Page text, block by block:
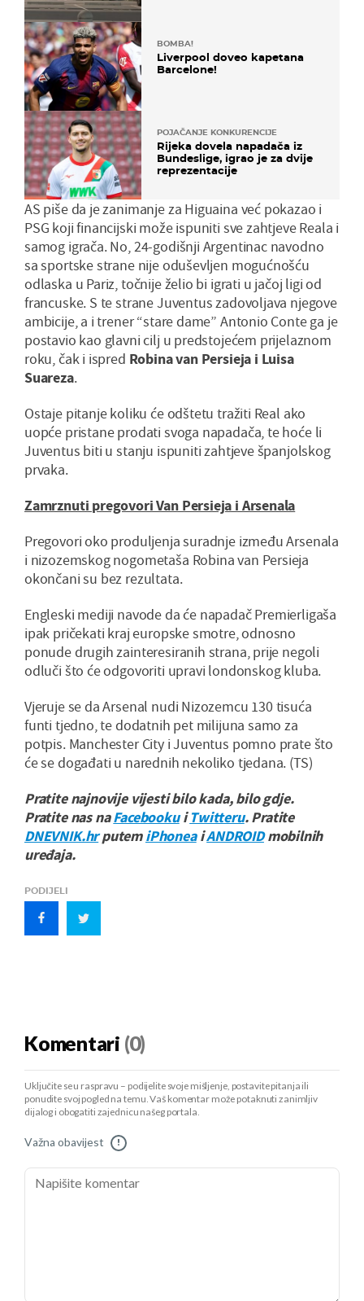
BOMBA!
Liverpool doveo kapetana
Barcelone!
POJAČANJE KONKURENCIJE
Rijeka dovela napadača iz
Bundeslige, igrao je za dvije
reprezentacije
AS piše da je zanimanje za Higuaina već pokazao i
PSG koji financijski može ispuniti sve zahtjeve Reala i
samog igrača. No, 24-godišnji Argentinac navodno
sa sportske strane nije oduševljen mogućnošću
odlaska u Pariz, točnije želio bi igrati u jačoj ligi od
francuske. S te strane Juventus zadovoljava njegove
ambicije, a i trener “stare dame” Antonio Conte ga je
postavio kao glavni cilj u predstojećem prijelaznom
roku, čak i ispred Robina van Persieja i Luisa
Suareza.
Ostaje pitanje koliku će odštetu tražiti Real ako
uopće pristane prodati svoga napadača, te hoće li
Juventus biti u stanju ispuniti zahtjeve španjolskog
prvaka.
Zamrznuti pregovori Van Persieja i Arsenala
Pregovori oko produljenja suradnje između Arsenala
i nizozemskog nogometaša Robina van Persieja
okončani su bez rezultata.
Engleski mediji navode da će napadač Premierligaša
ipak pričekati kraj europske smotre, odnosno
ponude drugih zainteresiranih strana, prije negoli
odluči što će odgovoriti upravi londonskog kluba.
Vjeruje se da Arsenal nudi Nizozemcu 130 tisuća
funti tjedno, te dodatnih pet milijuna samo za
potpis. Manchester City i Juventus pomno prate što
će se događati u narednih nekoliko tjedana. (TS)
Pratite najnovije vijesti bilo kada, bilo gdje.
Pratite nas naFacebookuiTwitteru. Pratite
DNEVNIK.hrputemiPhoneaiANDROIDmobilnih
uređaja.
PODIJELI
Komentari (0)
Uključite se u raspravu – podijelite svoje mišljenje, postavite pitanja ili
ponudite svoj pogled na temu. Vaš komentar može potaknuti zanimljiv
dijalog i obogatiti zajednicu našeg portala.
Važna obavijest !